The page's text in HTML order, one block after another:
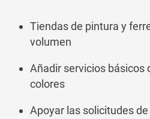
Tiendas de pintura y
volumen
Añadir servicios básicos
colores
Apoyar las solicitudes